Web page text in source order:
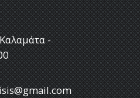
-